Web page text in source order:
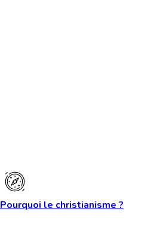
Pourquoi le christianisme ?